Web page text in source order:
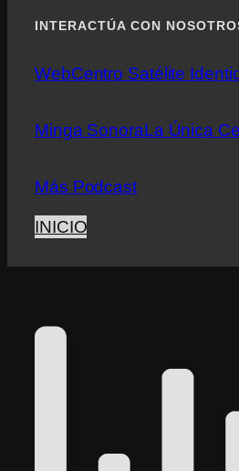
INTERACTÚA CON
WebCentro Satélite
Minga SonoraLa Única
Más Podcast
INICIO